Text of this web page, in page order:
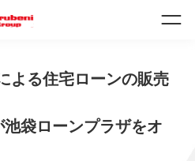
よる住宅ローンの販売
袋ローンプラザをオ